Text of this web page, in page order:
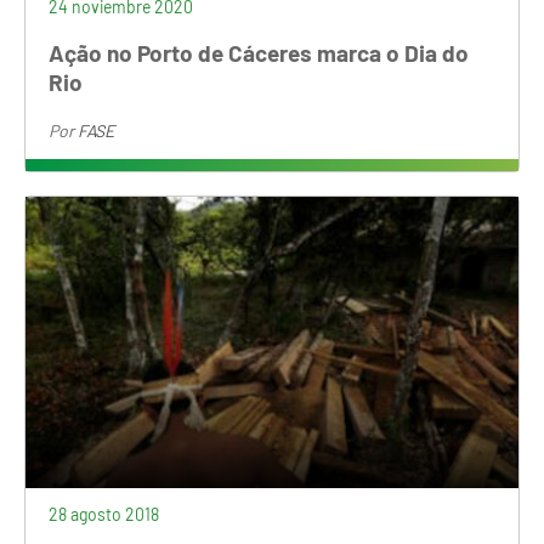
24 noviembre 2020
Ação no Porto de Cáceres marca o Dia do
Rio
PorFASE
28 agosto 2018